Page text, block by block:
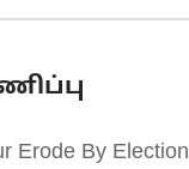
Erode By Election